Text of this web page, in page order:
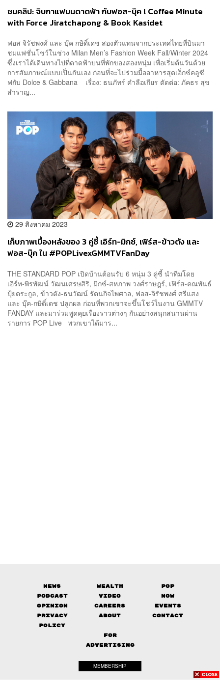
ชมคลิป: จิบกาแฟบนดาดฟ้า กับฟอส-บุ๊ค l Coffee Minute
with Force Jiratchapong & Book Kasidet
ฟอส จิรัชพงศ์ และ บุ๊ค กษิดิ์เดช สองตัวแทนจากประเทศไทยที่บินมา
ชมแฟชั่นโชว์ในช่วง Milan Men’s Fashion Week Fall/Winter 2024
ซึ่งเราได้เดินทางไปที่ดาดฟ้าบนที่พักของสองหนุ่ม เพื่อเริ่มต้นวันด้วย
การสัมภาษณ์แบบเป็นกันเอง ก่อนที่จะไปร่วมมื้ออาหารสุดเอ็กซ์คลูซี
ฟกับ Dolce & Gabbana เรื่อง: ธนภัทร์ คำลือเกียร ตัดต่อ: ภัคธร สุข
สำราญ...
29 สิงหาคม 2023
เก็บภาพเบื้องหลังของ 3 คู่ซี้ เอิร์ท-มิกซ์, เฟิร์ส-ข้าวตัง และ
ฟอส-บุ๊ค ใน #POPLivexGMMTVFanDay
THE STANDARD POP เปิดบ้านต้อนรับ 6 หนุ่ม 3 คู่ซี้ นำทีมโดย
เอิร์ท-พิรพัฒน์ วัฒนเศรษสิริ, มิกซ์-สหภาพ วงศ์ราษฎร์, เฟิร์ส-คณพันธ์
ปุ้ยตระกูล, ข้าวตัง-ธนวัฒน์ รัตนกิจไพศาล, ฟอส-จิรัชพงศ์ ศรีแสง
และ บุ๊ค-กษิดิ์เดช ปลูกผล ก่อนที่พวกเขาจะขึ้นโชว์ในงาน GMMTV
FANDAY และมาร่วมพูดคุยเรื่องราวต่างๆ กันอย่างสนุกสนานผ่าน
รายการ POP Live พวกเขาได้มาร...
News Wealth
Pop
Podcast
Video
Now
Opinion
Careers
Events
Privacy
Policy
About Contact
FOR
ADVERTISING
MEMBERSHIP